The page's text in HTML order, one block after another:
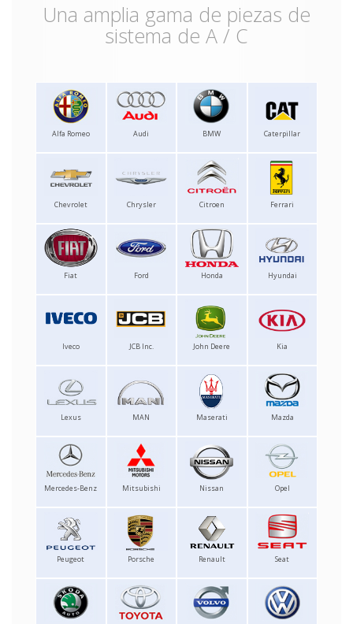
Una amplia gama de piezas de
sistema de A / C
Alfa Romeo Audi BMW Caterpillar
Chevrolet Chrysler Citroen Ferrari
Fiat Ford Honda Hyundai
Iveco JCB Inc. John Deere Kia
Lexus MAN Maserati Mazda
Mercedes-Benz Mitsubishi Nissan Opel
Peugeot Porsche Renault Seat